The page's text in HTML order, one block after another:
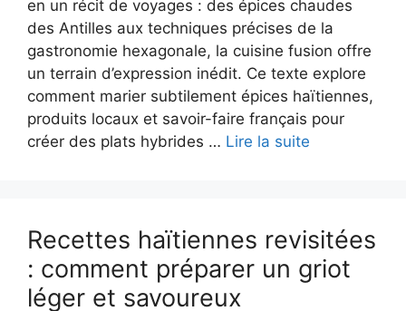
en un récit de voyages : des épices chaudes
des Antilles aux techniques précises de la
gastronomie hexagonale, la cuisine fusion offre
un terrain d’expression inédit. Ce texte explore
comment marier subtilement épices haïtiennes,
produits locaux et savoir-faire français pour
créer des plats hybrides … Lire la suite
Recettes haïtiennes revisitées
: comment préparer un griot
léger et savoureux